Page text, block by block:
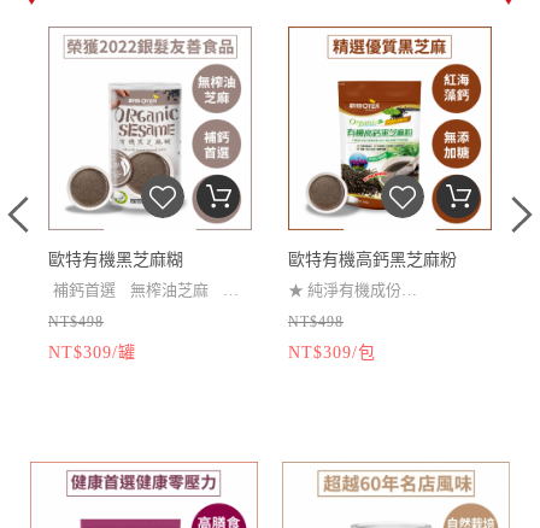
歐特有機黑芝麻糊
補鈣首選 無榨油芝麻
獨
家杏仁顆粒
榮獲2022年銀髮友善食品獎
★吃得到杏仁顆粒！口感層
次豐富
NT$498
NT$309/罐
歐特有機高鈣黑芝麻粉
★ 純淨有機成份
★黑芝麻粉+紅海藻鈣 升級鈣
配方
NT$498
NT$309/包